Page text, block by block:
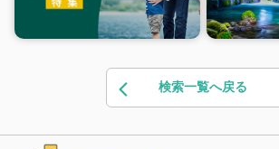
検索一覧へ戻る